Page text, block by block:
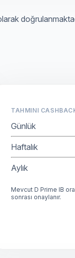
TAHMINI
Günlük
Haftalık
Aylık
Mevcut D Prime IB
sonrası onaylanır.